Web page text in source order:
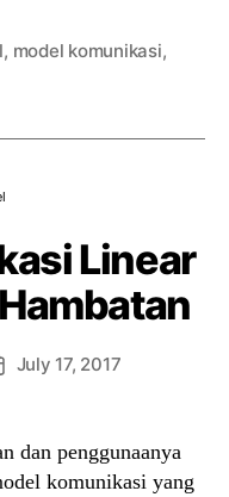
, model komunikasi,
Linear
July 17, 2017
dan penggunaanya
komunikasi yang